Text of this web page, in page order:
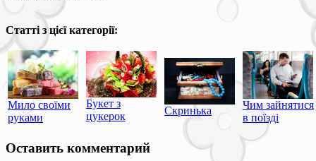
Статті з цієї категорії:
Мило своїми
руками
Букет з
цукерок
Скринька
Чим зайнятися
в поїзді
Оставить комментарий